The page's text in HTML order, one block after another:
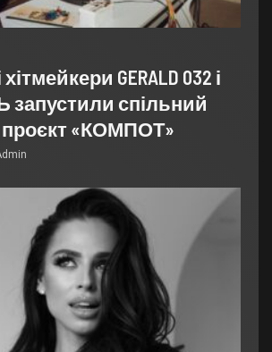
GERALD 032 і
спільний
«КОМПОТ»